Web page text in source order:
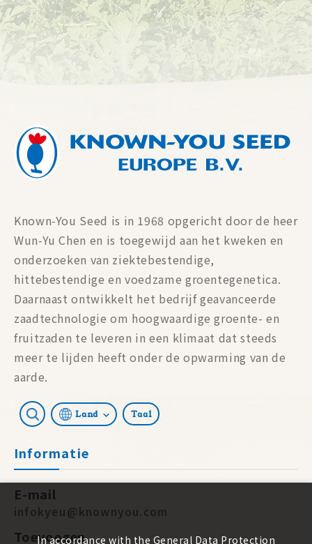
Known-You Seed is in 1968 opgericht door de heer
Wun-Yu Chen en is toegewijd aan het kweken en
onderzoeken van ziektebestendige,
hittebestendige en voedzame groentegenetica.
Daarnaast ontwikkelt het bedrijf geavanceerde
zaadtechnologie om hoogwaardige groente- en
fruitzaden te leveren in een klimaat dat steeds
meer te lijden heeft onder de opwarming van de
aarde.
Taal
Land
Informatie
E-mail
infokyeu@knownyou.com
Toevoegen
In accordance with the General Data Protection